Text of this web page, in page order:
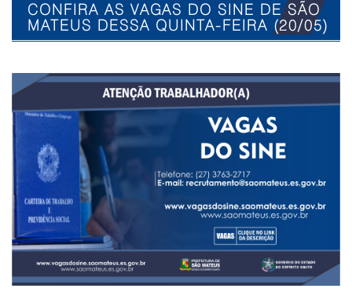
CONFIRA AS VAGAS DO SINE DE SÃO
MATEUS DESSA QUINTA-FEIRA (20/05)